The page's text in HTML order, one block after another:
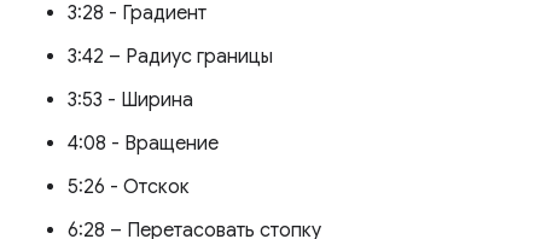
3:28 - Градиент
3:42 – Радиус границы
3:53 - Ширина
4:08 - Вращение
5:26 - Отскок
6:28 – Перетасовать стопку